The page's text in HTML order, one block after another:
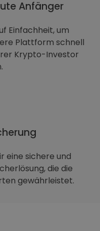
Anfänger
Einfachheit, um
Plattform schnell
Krypto-Investor
eine sichere und
die die
gewährleistet.